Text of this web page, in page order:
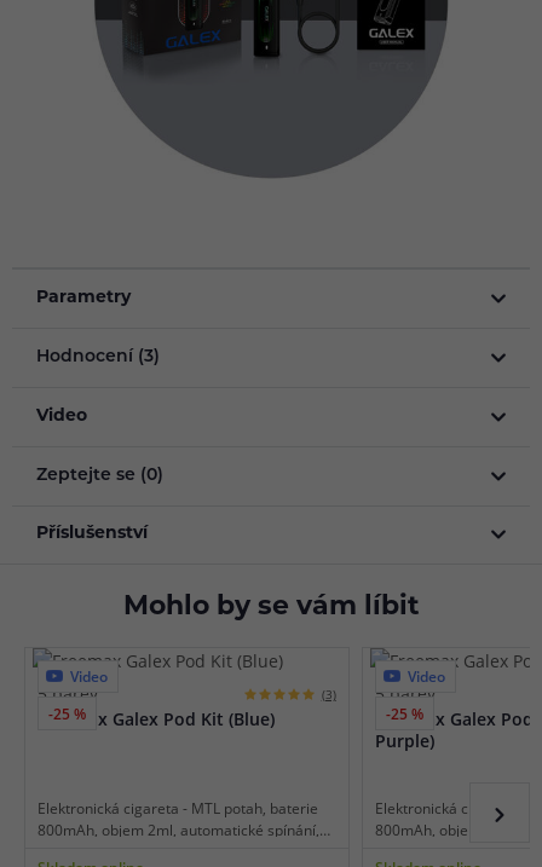
Parametry
Hodnocení (3)
Video
Zeptejte se (0)
Příslušenství
Mohlo by se vám líbit
Video
-25 %
5 barev (3)
Freemax Galex Pod Kit (Blue)
Elektronická cigareta - MTL potah, baterie
800mAh, objem 2ml, automatické spínání,
Video
-25 %
5 barev
Freemax Galex
Purple)
Elektronická cigareta -
800mAh, objem 2ml,